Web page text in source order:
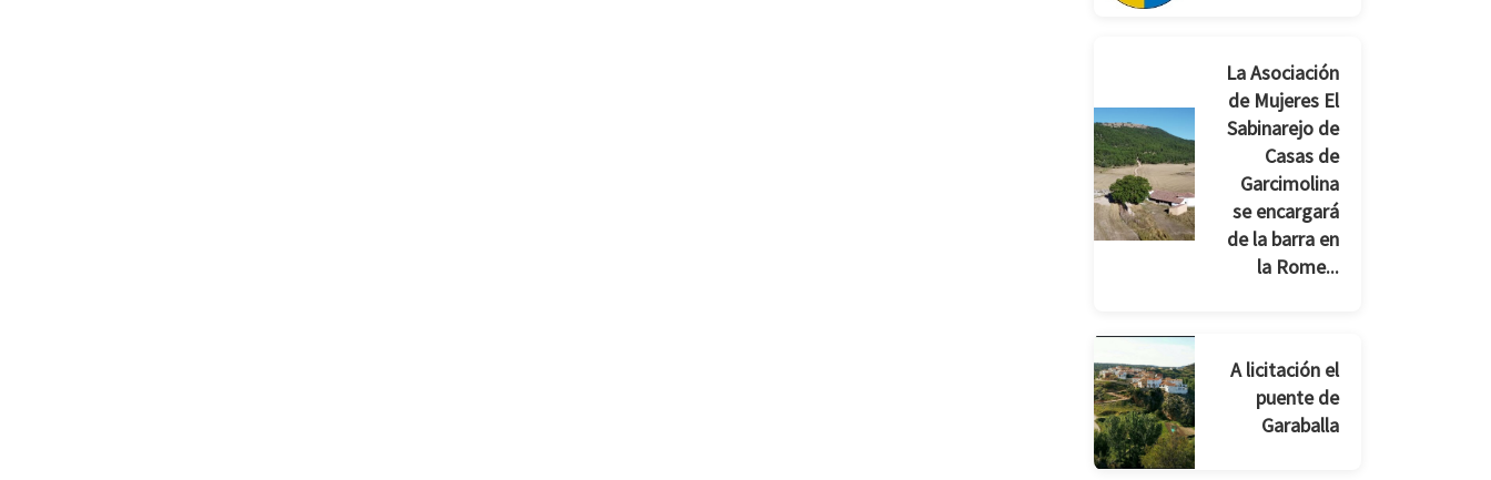
La Asociación
de Mujeres El
Sabinarejo de
Casas de
Garcimolina
se encargará
de la barra en
la Rome...
A licitación el
puente de
Garaballa